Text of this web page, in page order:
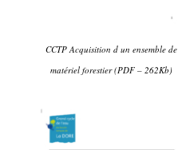
CCTP Acquisition d un ensemble de
matériel forestier (PDF – 262Kb)